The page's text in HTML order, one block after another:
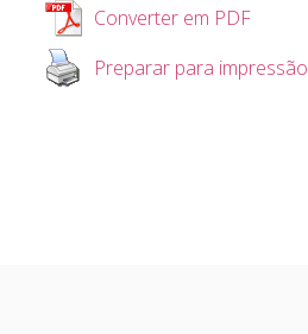
Converter em PDF
Preparar para impressão